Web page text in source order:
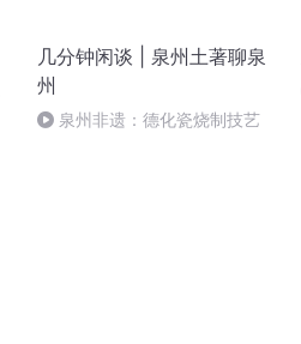
几分钟闲谈 | 泉州土著聊泉
州
泉州非遗：德化瓷烧制技艺